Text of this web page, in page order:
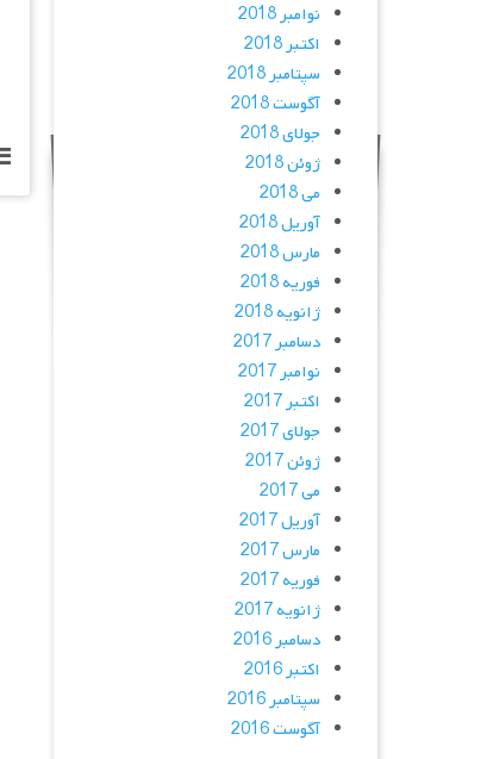
نوامبر 2018
اکتبر 2018
سپتامبر 2018
آگوست 2018
جولای 2018
ژوئن 2018
می 2018
آوریل 2018
مارس 2018
فوریه 2018
ژانویه 2018
دسامبر 2017
نوامبر 2017
اکتبر 2017
جولای 2017
ژوئن 2017
می 2017
آوریل 2017
مارس 2017
فوریه 2017
ژانویه 2017
دسامبر 2016
اکتبر 2016
سپتامبر 2016
آگوست 2016